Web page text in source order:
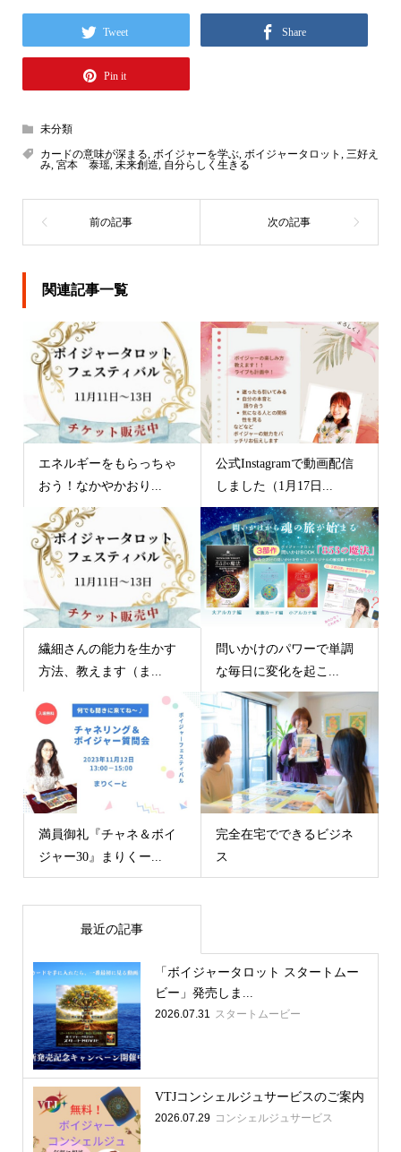
Tweet Share
Pin it
未分類
カードの意味が深まる, ボイジャーを学ぶ, ボイジャータロット , 三好え
み, 宮本 泰瑶, 未来創造, 自分らしく生きる
関連記事一覧
エネルギーをもらっちゃ
おう！なかやかおり...
公式Instagramで動画配信
しました（1月17日...
繊細さんの能力を生かす
方法、教えます（ま...
問いかけのパワーで単調
な毎日に変化を起こ...
満員御礼『チャネ＆ボイ
ジャー30』まりくー...
完全在宅でできるビジネ
ス
最近の記事
「ボイジャータロット スタートムー
ビー」発売しま...
2026.07.31 スタートムービー
VTJコンシェルジュサービスのご案内
2026.07.29 コンシェルジュサービス